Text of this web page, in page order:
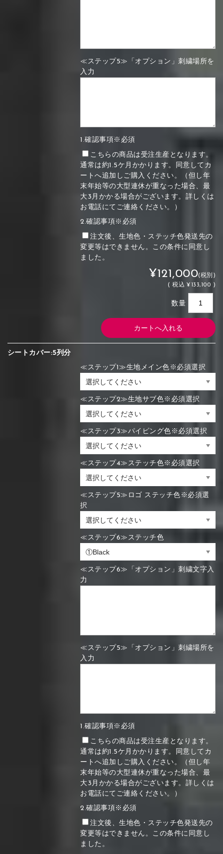
≪ステップ5≫「オプション」刺繍場所を
入力
1.確認事項※必須
こちらの商品は受注生産となります。
通常は約1.5ケ月かかります。同意してカ
ートへ追加しご購入ください。（但し年
末年始等の大型連休が重なった場合、最
大3月かかる場合がございます。詳しくは
お電話にてご連絡ください。）
2.確認事項※必須
注文後、生地色・ステッチ色発送先の
変更等はできません。この条件に同意し
ました。
¥121,000(税別)
(税込 ¥133,100 )
数量
シートカバー:5列分
≪ステップ1≫生地メイン色※必須選択
≪ステップ2≫生地サブ色※必須選択
≪ステップ3≫パイピング色※必須選択
≪ステップ4≫ステッチ色※必須選択
≪ステップ5≫ロゴ ステッチ色※必須選
択
≪ステップ6≫ステッチ色
≪ステップ6≫「オプション」刺繍文字入
力
≪ステップ5≫「オプション」刺繍場所を
入力
1.確認事項※必須
こちらの商品は受注生産となります。
通常は約1.5ケ月かかります。同意してカ
ートへ追加しご購入ください。（但し年
末年始等の大型連休が重なった場合、最
大3月かかる場合がございます。詳しくは
お電話にてご連絡ください。）
2.確認事項※必須
注文後、生地色・ステッチ色発送先の
変更等はできません。この条件に同意し
ました。